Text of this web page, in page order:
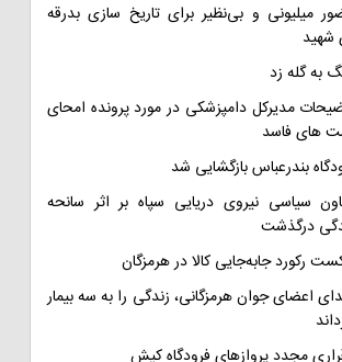
میلیونی و بی‌نظیر برای تاریخ سازی بدرقه
شهید
به گله زد
مدیرکل دامپزشکی در مورد پرونده امحای
های فاسد
بندرعباس بازگشایی شد
سیاسی نیروی دریایی سپاه بر اثر سانحه
درگذشت
رکورد جابه‌جایی کالا در هرمزگان
اعضای جوان هرمزگانی، زندگی را به سه بیمار
مجدد پروازهای فرودگاه کیش